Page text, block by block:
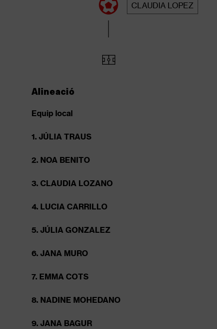
CLAUDIA LOPEZ
Alineació
Equip local
1. JÚLIA TRAUS
2. NOA BENITO
3. CLAUDIA LOZANO
4. LUCIA CARRILLO
5. JÚLIA GONZALEZ
6. JANA MURO
7. EMMA COTS
8. NADINE MOHEDANO
9. JANA BAGUR